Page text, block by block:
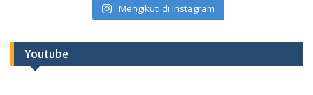
Mengikuti di Instagram
Youtube